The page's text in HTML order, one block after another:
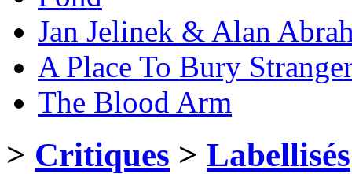
Jan Jelinek & Alan
A Place To Bury
The Blood Arm
> Critiques > Labellisés